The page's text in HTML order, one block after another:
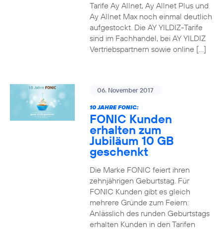
Tarife Ay Allnet, Ay Allnet Plus und
Ay Allnet Max noch einmal deutlich
aufgestockt. Die AY YILDIZ-Tarife
sind im Fachhandel, bei AY YILDIZ
Vertriebspartnern sowie online […]
06. November 2017
10 JAHRE FONIC:
FONIC Kunden
erhalten zum
Jubiläum 10 GB
geschenkt
Die Marke FONIC feiert ihren
zehnjährigen Geburtstag. Für
FONIC Kunden gibt es gleich
mehrere Gründe zum Feiern:
Anlässlich des runden Geburtstags
erhalten Kunden in den Tarifen